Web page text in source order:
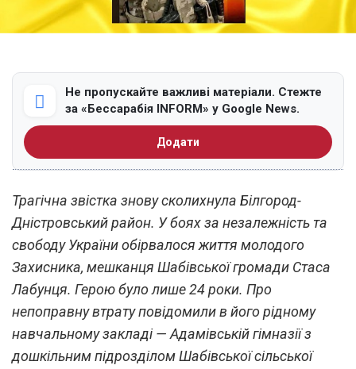
Не пропускайте важливі матеріали. Стежте
за «Бессарабія INFORM» у Google News.
Додати
Трагічна звістка знову сколихнула Білгород-
Дністровський район. У боях за незалежність та
свободу України обірвалося життя молодого
Захисника, мешканця Шабівської громади Стаса
Лабунця. Герою було лише 24 роки. Про
непоправну втрату повідомили в його рідному
навчальному закладі — Адамівській гімназії з
дошкільним підрозділом Шабівської сільської